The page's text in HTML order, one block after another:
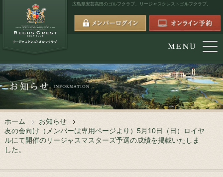
広島県安芸高田のゴルフクラブ、 リージャスクレストゴルフクラブ。
ホーム
お知らせ
友の会向け（メンバーは専用ページより）5月10日（日）ロイヤ
ルにて開催のリージャスマスターズ予選の成績を掲載いたしま
した。